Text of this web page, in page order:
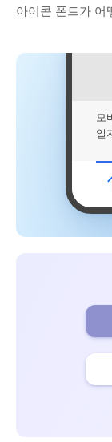
아이콘 폰트가 어
모
일